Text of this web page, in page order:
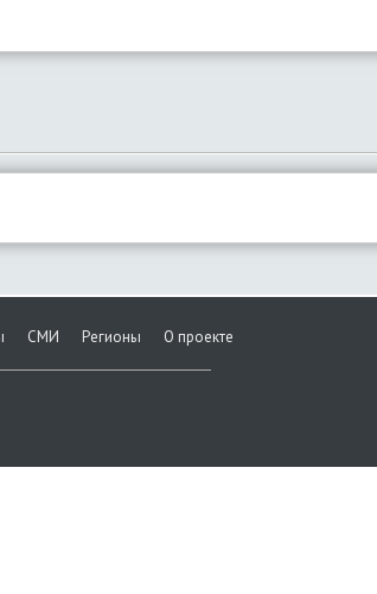
СМИ Регионы О проекте